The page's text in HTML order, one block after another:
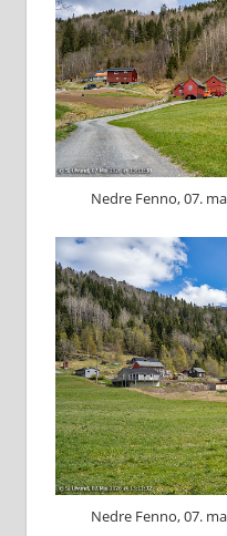
Nedre Fenno, 07.
Nedre Fenno, 07.